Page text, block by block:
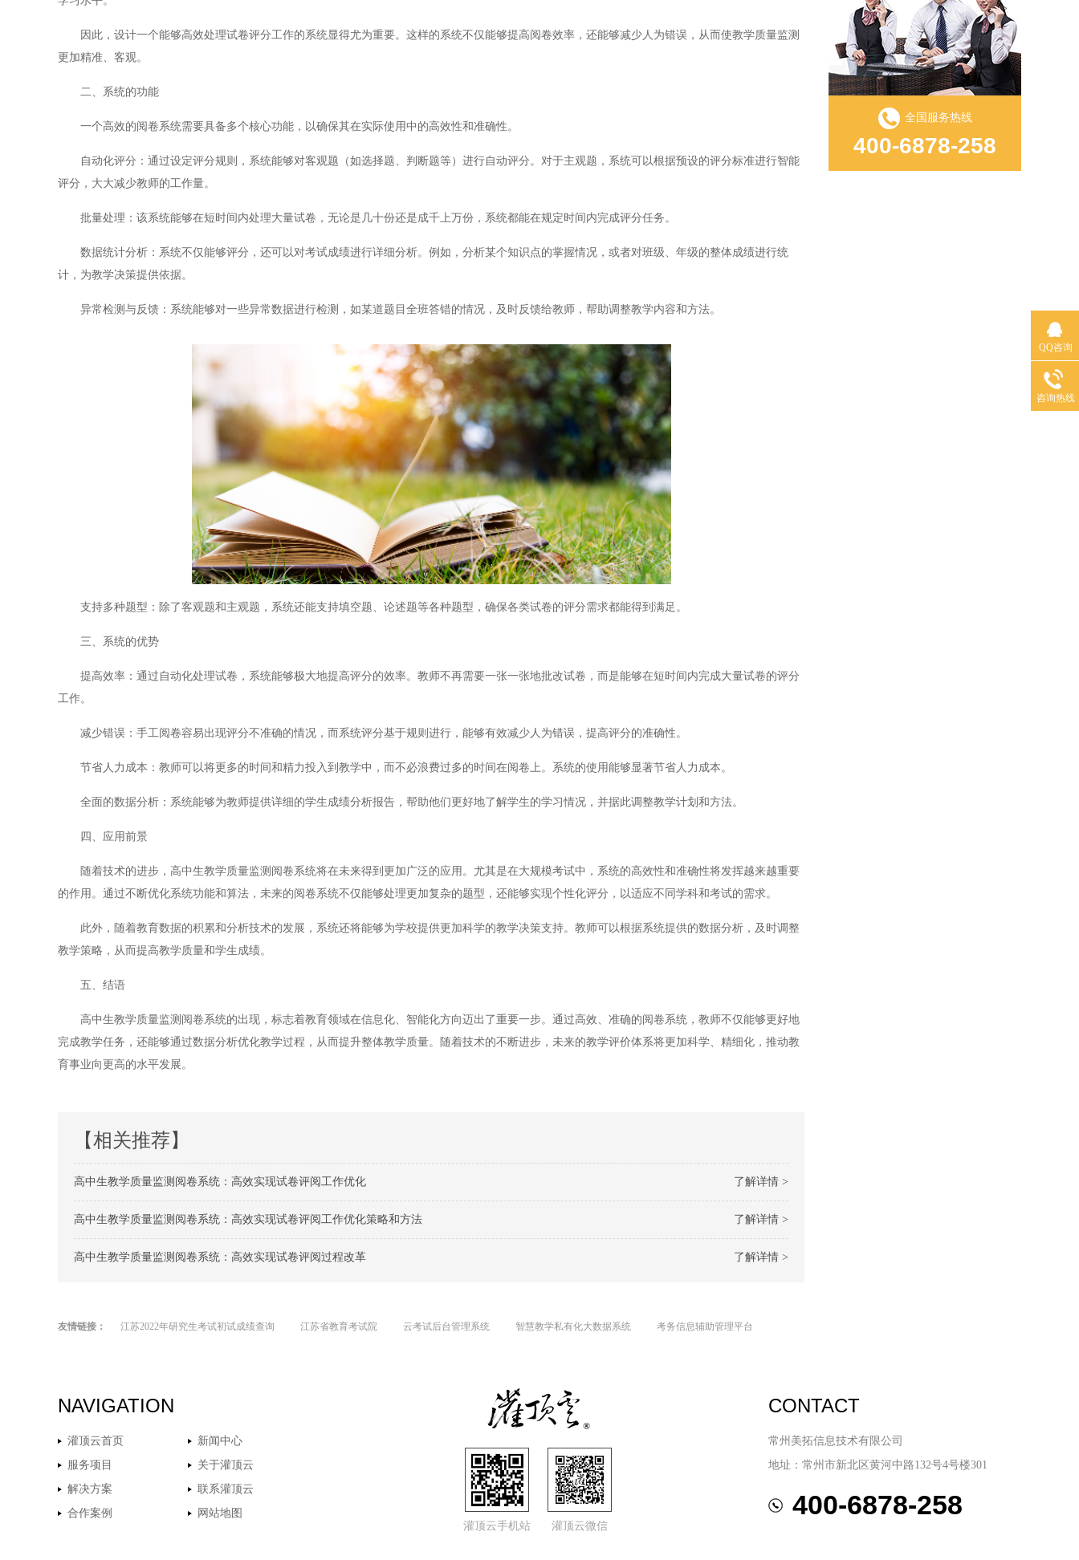
因此，设计一个能够高效处理试卷评分工作的系统显得尤为重要。这样的系统不仅能够提高阅卷效率，还能够减少人为错误，从而使教学质量监测
更加精准、客观。
二、系统的功能
一个高效的阅卷系统需要具备多个核心功能，以确保其在实际使用中的高效性和准确性。
自动化评分：通过设定评分规则，系统能够对客观题（如选择题、判断题等）进行自动评分。对于主观题，系统可以根据预设的评分标准进行智能
评分，大大减少教师的工作量。
批量处理：该系统能够在短时间内处理大量试卷，无论是几十份还是成千上万份，系统都能在规定时间内完成评分任务。
数据统计分析：系统不仅能够评分，还可以对考试成绩进行详细分析。例如，分析某个知识点的掌握情况，或者对班级、年级的整体成绩进行统
计，为教学决策提供依据。
异常检测与反馈：系统能够对一些异常数据进行检测，如某道题目全班答错的情况，及时反馈给教师，帮助调整教学内容和方法。
支持多种题型：除了客观题和主观题，系统还能支持填空题、论述题等各种题型，确保各类试卷的评分需求都能得到满足。
三、系统的优势
提高效率：通过自动化处理试卷，系统能够极大地提高评分的效率。教师不再需要一张一张地批改试卷，而是能够在短时间内完成大量试卷的评分
工作。
减少错误：手工阅卷容易出现评分不准确的情况，而系统评分基于规则进行，能够有效减少人为错误，提高评分的准确性。
节省人力成本：教师可以将更多的时间和精力投入到教学中，而不必浪费过多的时间在阅卷上。系统的使用能够显著节省人力成本。
全面的数据分析：系统能够为教师提供详细的学生成绩分析报告，帮助他们更好地了解学生的学习情况，并据此调整教学计划和方法。
四、应用前景
随着技术的进步，高中生教学质量监测阅卷系统将在未来得到更加广泛的应用。尤其是在大规模考试中，系统的高效性和准确性将发挥越来越重要
的作用。通过不断优化系统功能和算法，未来的阅卷系统不仅能够处理更加复杂的题型，还能够实现个性化评分，以适应不同学科和考试的需求。
此外，随着教育数据的积累和分析技术的发展，系统还将能够为学校提供更加科学的教学决策支持。教师可以根据系统提供的数据分析，及时调整
教学策略，从而提高教学质量和学生成绩。
五、结语
高中生教学质量监测阅卷系统的出现，标志着教育领域在信息化、智能化方向迈出了重要一步。通过高效、准确的阅卷系统，教师不仅能够更好地
完成教学任务，还能够通过数据分析优化教学过程，从而提升整体教学质量。随着技术的不断进步，未来的教学评价体系将更加科学、精细化，推动教
育事业向更高的水平发展。
【相关推荐】
了解详情 >
高中生教学质量监测阅卷系统：高效实现试卷评阅工作优化
了解详情 >
高中生教学质量监测阅卷系统：高效实现试卷评阅工作优化策略和方法
了解详情 >
高中生教学质量监测阅卷系统：高效实现试卷评阅过程改革
全国服务热线
400-6878-258
友情链接： 江苏2022年研究生考试初试成绩查询 江苏省教育考试院 云考试后台管理系统 智慧教学私有化大数据系统 考务信息辅助管理平台
NAVIGATION
灌顶云首页
新闻中心
服务项目
关于灌顶云
解决方案
联系灌顶云
合作案例
网站地图
灌顶云手机站
灌顶云微信
CONTACT
常州美拓信息技术有限公司
地址：常州市新北区黄河中路132号4号楼301
400-6878-258
QQ咨询
咨询热线